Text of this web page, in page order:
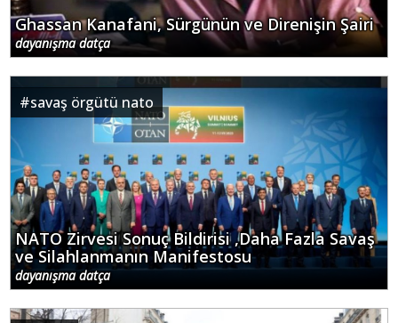
Ghassan Kanafani, Sürgünün ve Direnişin Şairi
dayanışma datça
#savaş örgütü nato
NATO Zirvesi Sonuç Bildirisi ,Daha Fazla Savaş
ve Silahlanmanın Manifestosu
dayanışma datça